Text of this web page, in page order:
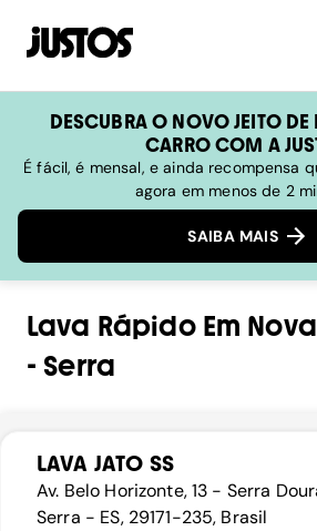
DESCUBRA O NOVO JEITO DE
CARRO COM A
É fácil, é mensal, e ainda recompensa
agora em menos de 2
SAIBA MAIS
Lava RápidoEm
- Serra
LAVA JATO SS
Av. Belo Horizonte, 13 - Serra
Serra - ES, 29171-235, Brasil